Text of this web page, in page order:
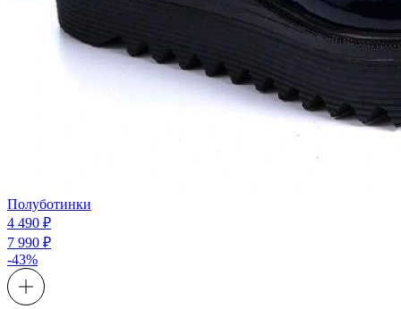
Полуботинки
4 490 ₽
7 990 ₽
-43%